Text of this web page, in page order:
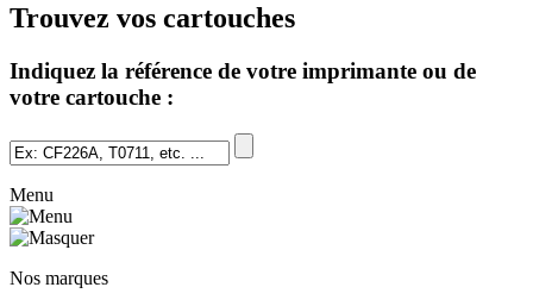
Trouvez vos cartouches
Indiquez la référence de votre imprimante ou de
votre cartouche :
Menu
Nos marques